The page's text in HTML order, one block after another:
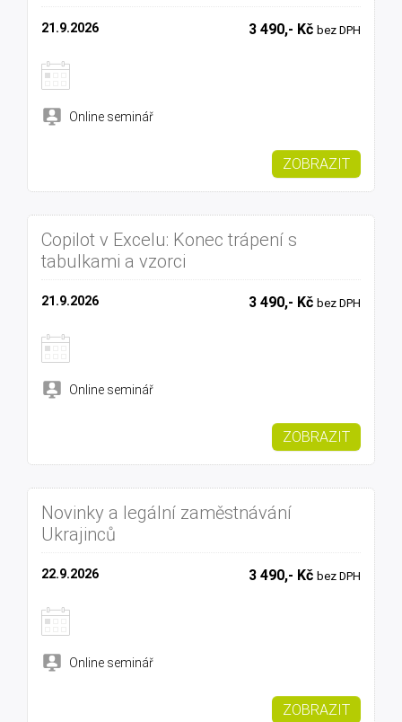
3 490,- Kč bez DPH
21.9.2026
Online seminář
ZOBRAZIT
Copilot v Excelu: Konec trápení s
tabulkami a vzorci
3 490,- Kč bez DPH
21.9.2026
Online seminář
ZOBRAZIT
Novinky a legální zaměstnávání
Ukrajinců
3 490,- Kč bez DPH
22.9.2026
Online seminář
ZOBRAZIT